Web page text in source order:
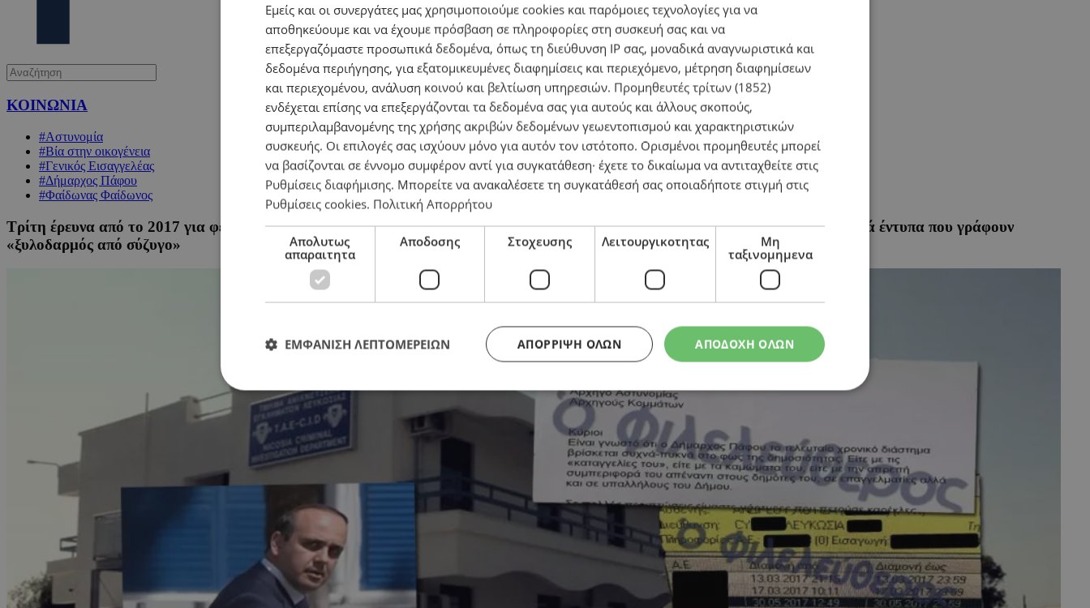
ΚΟΙΝΩΝΙΑ
#Αστυνομία
#Βία στην οικογένεια
#Γενικός Εισαγγελέας
#Δήμαρχος Πάφου
#Φαίδωνας Φαίδωνος
Τρίτη έρευνα από το 2017 για φερόμενη ενδοοικογενειακή βία από Φαίδωνος – Η Αστυνομία πιστεύει ότι βρήκε τα γνήσια ιατρικά έντυπα που γράφουν
«ξυλοδαρμός από σύζυγο»
Εμείς και οι συνεργάτες μας χρησιμοποιούμε cookies και παρόμοιες τεχνολογίες για να
αποθηκεύουμε και να έχουμε πρόσβαση σε πληροφορίες στη συσκευή σας και να
επεξεργαζόμαστε προσωπικά δεδομένα, όπως τη διεύθυνση IP σας, μοναδικά αναγνωριστικά και
δεδομένα περιήγησης, για εξατομικευμένες διαφημίσεις και περιεχόμενο, μέτρηση διαφημίσεων
και περιεχομένου, ανάλυση κοινού και βελτίωση υπηρεσιών. Προμηθευτές τρίτων (1852)
ενδέχεται επίσης να επεξεργάζονται τα δεδομένα σας για αυτούς και άλλους σκοπούς,
συμπεριλαμβανομένης της χρήσης ακριβών δεδομένων γεωεντοπισμού και χαρακτηριστικών
συσκευής. Οι επιλογές σας ισχύουν μόνο για αυτόν τον ιστότοπο. Ορισμένοι προμηθευτές μπορεί
να βασίζονται σε έννομο συμφέρον αντί για συγκατάθεση· έχετε το δικαίωμα να αντιταχθείτε στις
Ρυθμίσεις διαφήμισης. Μπορείτε να ανακαλέσετε τη συγκατάθεσή σας οποιαδήποτε στιγμή στις
Ρυθμίσεις cookies. Πολιτική Απορρήτου
Απολυτως
απαραιτητα
Αποδοσης Στοχευσης Λειτουργικοτητας
Μη
ταξινομημενα
ΑΠΟΔΟΧΗ ΟΛΩΝ
ΑΠΌΡΡΙΨΗ ΌΛΩΝ
ΕΜΦΑΝΙΣΗ ΛΕΠΤΟΜΕΡΕΙΩΝ